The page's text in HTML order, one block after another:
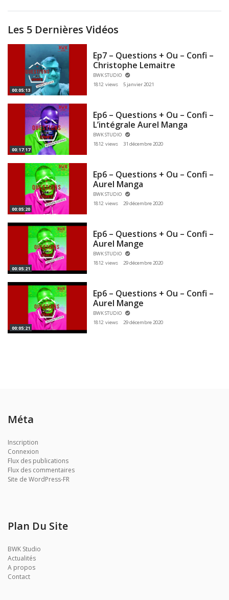
Les 5 Dernières Vidéos
00:05:13
Ep7 – Questions + Ou – Confi –
Christophe Lemaitre
BWK STUDIO
1812 views
5 janvier 2021
00:17:17
Ep6 – Questions + Ou – Confi –
L’intégrale Aurel Manga
BWK STUDIO
1812 views
31 décembre 2020
00:05:20
Ep6 – Questions + Ou – Confi –
Aurel Manga
BWK STUDIO
1812 views
29 décembre 2020
00:05:21
Ep6 – Questions + Ou – Confi –
Aurel Mange
BWK STUDIO
1812 views
29 décembre 2020
00:05:21
Ep6 – Questions + Ou – Confi –
Aurel Mange
BWK STUDIO
1812 views
29 décembre 2020
Méta
Inscription
Connexion
Flux des publications
Flux des commentaires
Site de WordPress-FR
Plan Du Site
BWK Studio
Actualités
A propos
Contact